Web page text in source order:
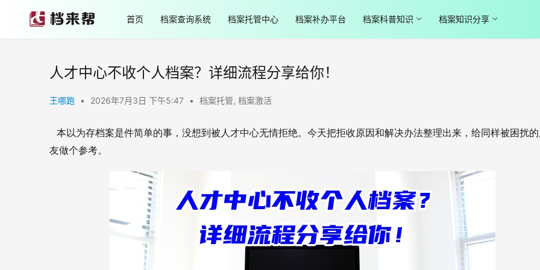
首页 档案查询系统 档案托管中心 档案补办平台 档案科普知识 档案知识分享
人才中心不收个人档案？详细流程分享给你！
王哪跑 • 2026年7月3日 下午5:47 • 档案托管, 档案激活
本以为存档案是件简单的事，没想到被人才中心无情拒绝。今天把拒收原因和解决办法整理出来，给同样被困扰
友做个参考。